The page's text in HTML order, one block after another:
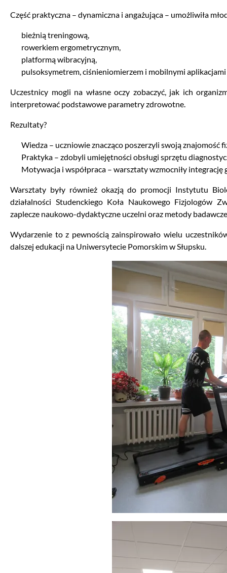
Część praktyczna – dynamiczna i angażująca – umożliwiła
bieżnią treningową,
rowerkiem ergometrycznym,
platformą wibracyjną,
pulsoksymetrem, ciśnieniomierzem i mobilnymi
Uczestnicy mogli na własne oczy zobaczyć, jak ich
interpretować podstawowe parametry zdrowotne.
Rezultaty?
Wiedza – uczniowie znacząco poszerzyli swoją znajomość
Praktyka – zdobyli umiejętności obsługi sprzętu
Motywacja i współpraca – warsztaty wzmocniły integrację
Warsztaty były również okazją do promocji Instytutu
działalności Studenckiego Koła Naukowego Fizjologów
zaplecze naukowo-dydaktyczne uczelni oraz metody
Wydarzenie to z pewnością zainspirowało wielu
dalszej edukacji na Uniwersytecie Pomorskim w Słupsku.